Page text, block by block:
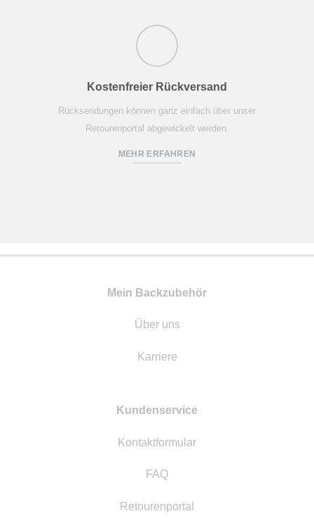
Kostenfreier Rückversand
Rücksendungen können ganz einfach über unser
Retourenportal abgewickelt werden.
MEHR ERFAHREN
Mein Backzubehör
Über uns
Karriere
Kundenservice
Kontaktformular
FAQ
Retourenportal